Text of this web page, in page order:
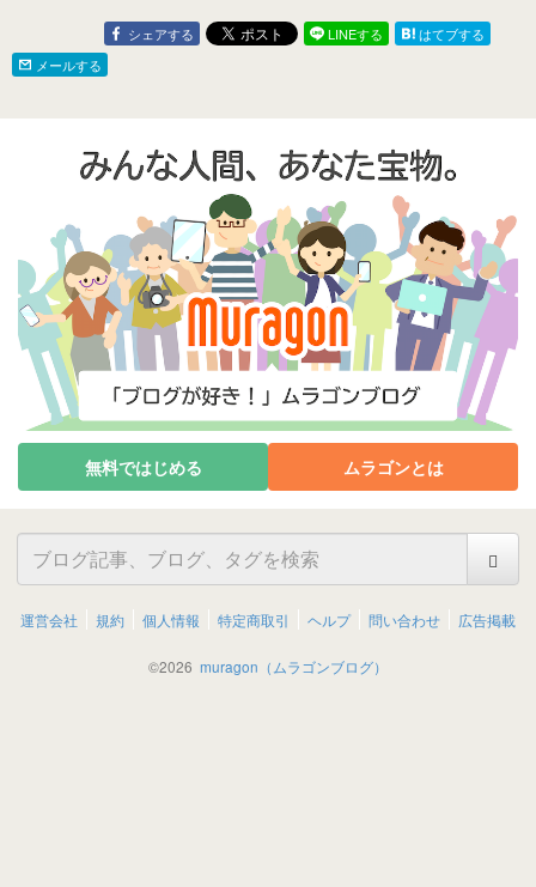
シェアする LINEする
はてブする
メールする
無料ではじめる ムラゴンとは
運営会社 規約 個人情報 特定商取引 ヘルプ 問い合わせ 広告掲載
©2026 muragon（ムラゴンブログ）